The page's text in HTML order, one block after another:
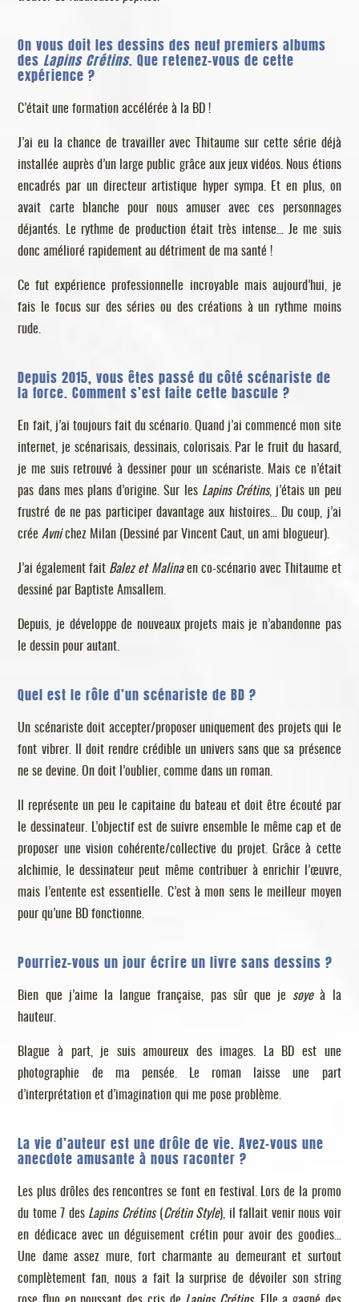
On vous doit les dessins des neuf premiers albums
desLapins Crétins. Que retenez-vous de cette
expérience ?
C’était une formation accélérée à la BD !
J’ai eu la chance de travailler avec Thitaume sur cette série déjà
installée auprès d’un large public grâce aux jeux vidéos. Nous étions
encadrés par un directeur artistique hyper sympa. Et en plus, on
avait carte blanche pour nous amuser avec ces personnages
déjantés. Le rythme de production était très intense… Je me suis
donc amélioré rapidement au détriment de ma santé !
Ce fut expérience professionnelle incroyable mais aujourd’hui, je
fais le focus sur des séries ou des créations à un rythme moins
rude.
Depuis 2015, vous êtes passé du côté scénariste de
la force. Comment s’est faite cette bascule ?
En fait, j’ai toujours fait du scénario. Quand j’ai commencé mon site
internet, je scénarisais, dessinais, colorisais. Par le fruit du hasard,
je me suis retrouvé à dessiner pour un scénariste. Mais ce n’était
pas dans mes plans d’origine. Sur les Lapins Crétins, j’étais un peu
frustré de ne pas participer davantage aux histoires… Du coup, j’ai
crée Avnichez Milan (Dessiné par Vincent Caut, un ami blogueur).
J’ai également fait Balez et Malinaen co-scénario avec Thitaume et
dessiné par Baptiste Amsallem.
Depuis, je développe de nouveaux projets mais je n’abandonne pas
le dessin pour autant.
Quel est le rôle d’un scénariste de BD ?
Un scénariste doit accepter/proposer uniquement des projets qui le
font vibrer. Il doit rendre crédible un univers sans que sa présence
ne se devine. On doit l’oublier, comme dans un roman.
Il représente un peu le capitaine du bateau et doit être écouté par
le dessinateur. L’objectif est de suivre ensemble le même cap et de
proposer une vision cohérente/collective du projet. Grâce à cette
alchimie, le dessinateur peut même contribuer à enrichir l’œuvre,
mais l’entente est essentielle. C’est à mon sens le meilleur moyen
pour qu’une BD fonctionne.
Pourriez-vous un jour écrire un livre sans dessins ?
Bien que j’aime la langue française, pas sûr que je soyeà la
hauteur.
Blague à part, je suis amoureux des images. La BD est une
photographie de ma pensée. Le roman laisse une part
d’interprétation et d’imagination qui me pose problème.
La vie d’auteur est une drôle de vie. Avez-vous une
anecdote amusante à nous raconter ?
Les plus drôles des rencontres se font en festival. Lors de la promo
du tome 7 des Lapins Crétins(Crétin Style), il fallait venir nous voir
en dédicace avec un déguisement crétin pour avoir des goodies…
Une dame assez mure, fort charmante au demeurant et surtout
complètement fan, nous a fait la surprise de dévoiler son string